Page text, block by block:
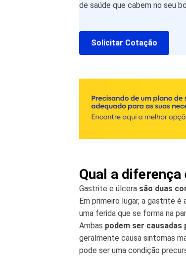
de saúde que cabem no seu
Solicitar Cotação
Qual a
Gastrite e úlcera são duas
Em primeiro lugar, a gastrite
uma ferida que se forma na
Ambas podem ser causadas
geralmente causa sintomas
pode ser uma condição